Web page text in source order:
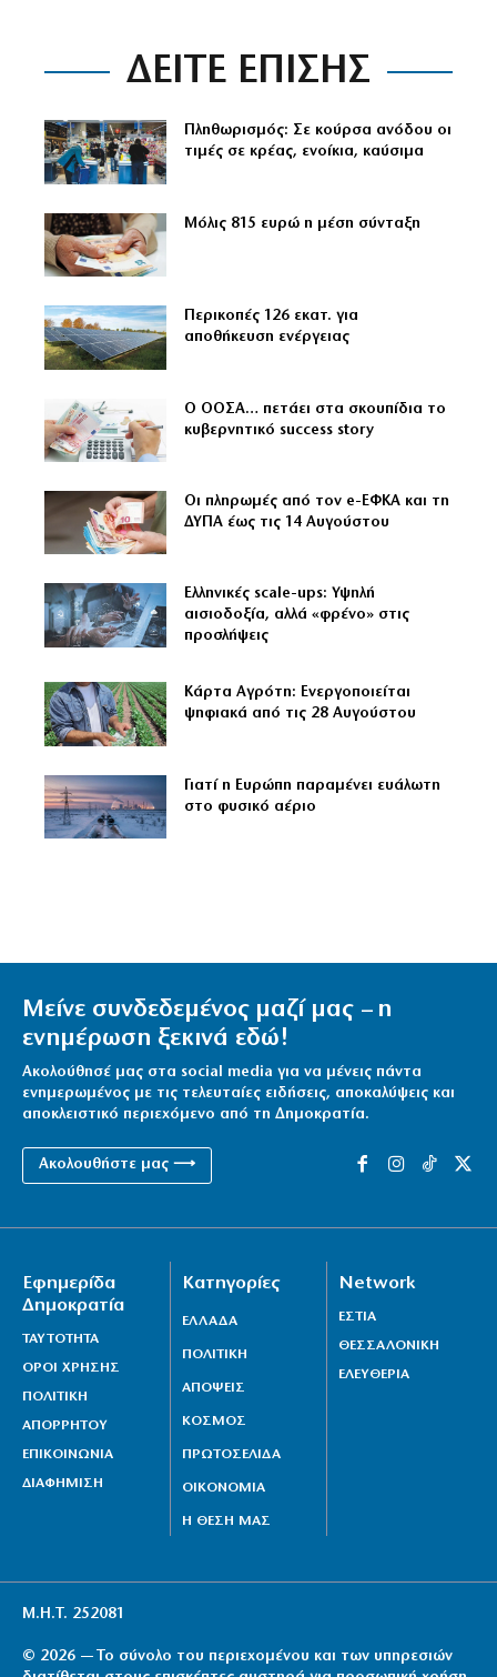
ΔΕΙΤΕ ΕΠΙΣΗΣ
Πληθωρισμός: Σε κούρσα ανόδου οι
τιμές σε κρέας, ενοίκια, καύσιμα
Μόλις 815 ευρώ η μέση σύνταξη
Περικοπές 126 εκατ. για
αποθήκευση ενέργειας
Ο ΟΟΣΑ… πετάει στα σκουπίδια το
κυβερνητικό success story
Οι πληρωμές από τον e-ΕΦΚΑ και τη
ΔΥΠΑ έως τις 14 Αυγούστου
Ελληνικές scale-ups: Υψηλή
αισιοδοξία, αλλά «φρένο» στις
προσλήψεις
Κάρτα Αγρότη: Ενεργοποιείται
ψηφιακά από τις 28 Αυγούστου
Γιατί η Ευρώπη παραμένει ευάλωτη
στο φυσικό αέριο
Μείνε συνδεδεμένος μαζί μας – η
ενημέρωση ξεκινά εδώ!
Ακολούθησέ μας στα social media για να μένεις πάντα
ενημερωμένος με τις τελευταίες ειδήσεις, αποκαλύψεις και
αποκλειστικό περιεχόμενο από τη Δημοκρατία.
Ακολουθήστε μας ⟶
Εφημερίδα
Δημοκρατία
ΤΑΥΤΟΤΗΤΑ
ΟΡΟΙ ΧΡΗΣΗΣ
ΠΟΛΙΤΙΚΗ
ΑΠΟΡΡΗΤΟΥ
ΕΠΙΚΟΙΝΩΝΙΑ
ΔΙΑΦΗΜΙΣΗ
Κατηγορίες
ΕΛΛΑΔΑ
ΠΟΛΙΤΙΚΗ
ΑΠΟΨΕΙΣ
ΚΟΣΜΟΣ
ΠΡΩΤΟΣΕΛΙΔΑ
ΟΙΚΟΝΟΜΙΑ
Η ΘΕΣΗ ΜΑΣ
Network
ΕΣΤΙΑ
ΘΕΣΣΑΛΟΝΙΚΗ
ΕΛΕΥΘΕΡΙΑ
Μ.Η.Τ. 252081
© 2026 — Το σύνολο του περιεχομένου και των υπηρεσιών